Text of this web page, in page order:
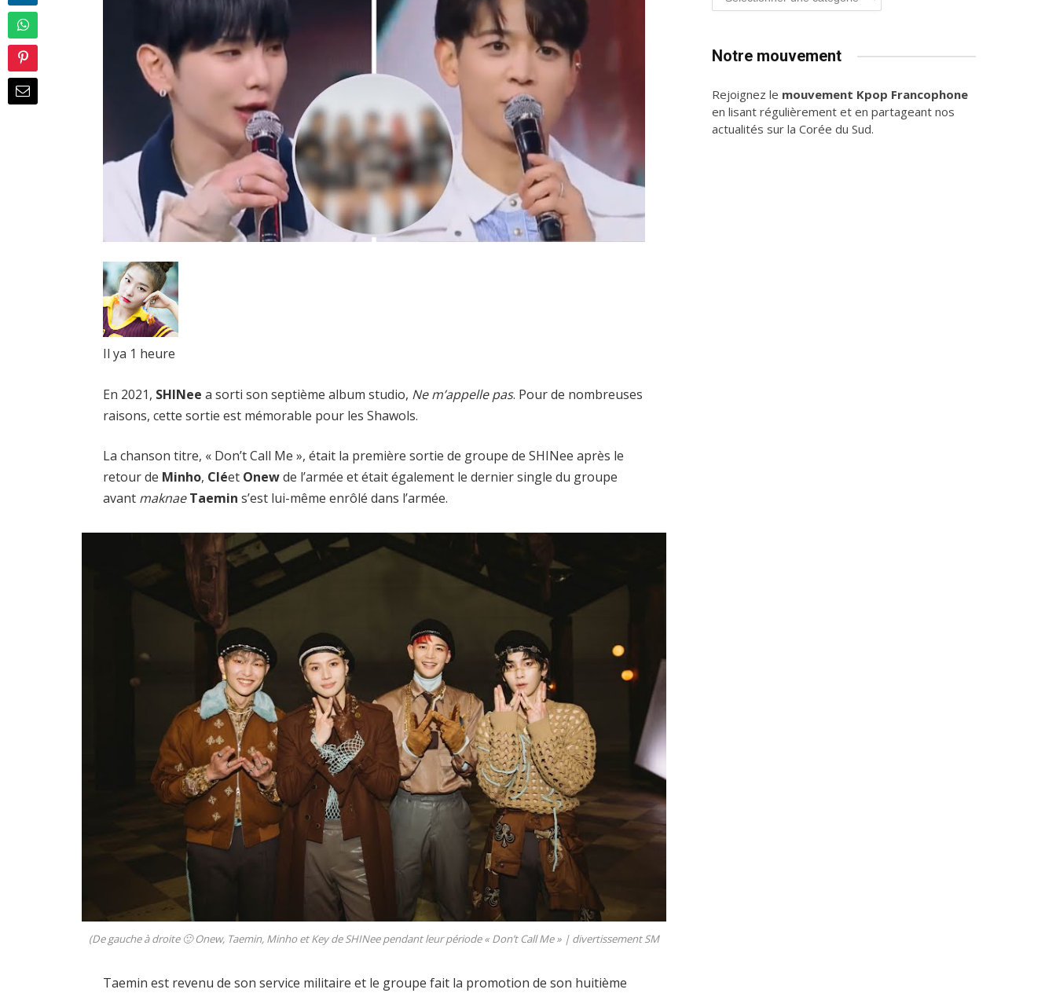
Il ya 1 heure
En 2021, SHINee a sorti son septième album studio, Ne m’appelle pas. Pour de nombreuses
raisons, cette sortie est mémorable pour les Shawols.
La chanson titre, « Don’t Call Me », était la première sortie de groupe de SHINee après le
retour de Minho, Cléet Onewde l’armée et était également le dernier single du groupe
avant maknae Taemin s’est lui-même enrôlé dans l’armée.
(De gauche à droite 🙂 Onew, Taemin, Minho et Key de SHINee pendant leur période « Don’t Call Me » | divertissement SM
Taemin est revenu de son service militaire et le groupe fait la promotion de son huitième
de
Notre mouvement
Rejoignez le mouvement Kpop Francophone
en lisant régulièrement et en partageant nos
actualités sur la Corée du Sud.